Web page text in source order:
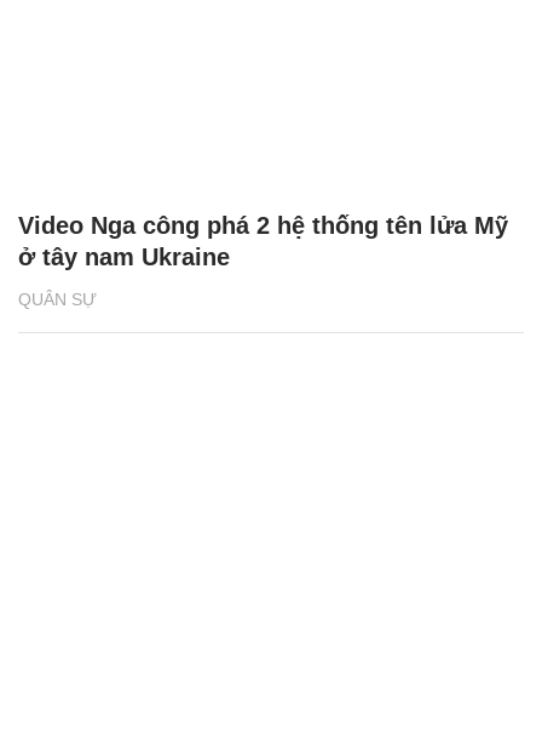
QUÂN SỰ
Video Nga công phá 2 hệ thống tên lửa Mỹ
ở tây nam Ukraine